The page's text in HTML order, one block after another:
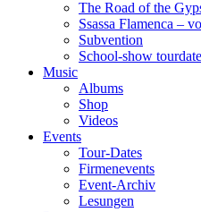
The Road of the
Ssassa Flamenca –
Subvention
School-show
Music
Albums
Shop
Videos
Events
Tour-Dates
Firmenevents
Event-Archiv
Lesungen